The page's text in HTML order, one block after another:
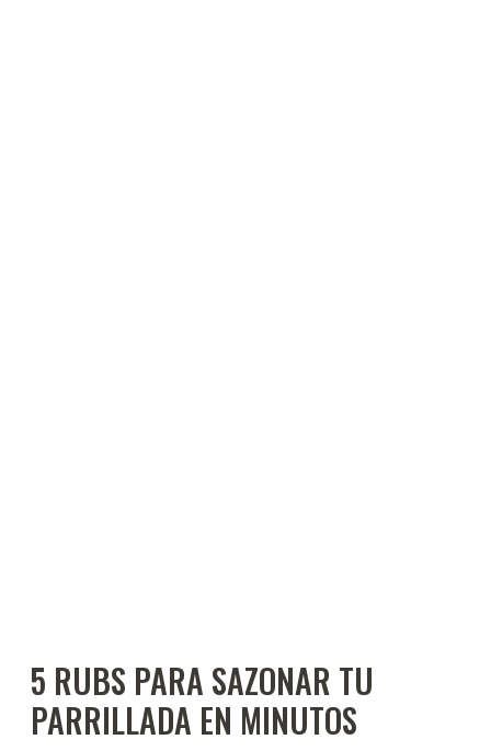
5 RUBS PARA SAZONAR TU
PARRILLADA EN MINUTOS